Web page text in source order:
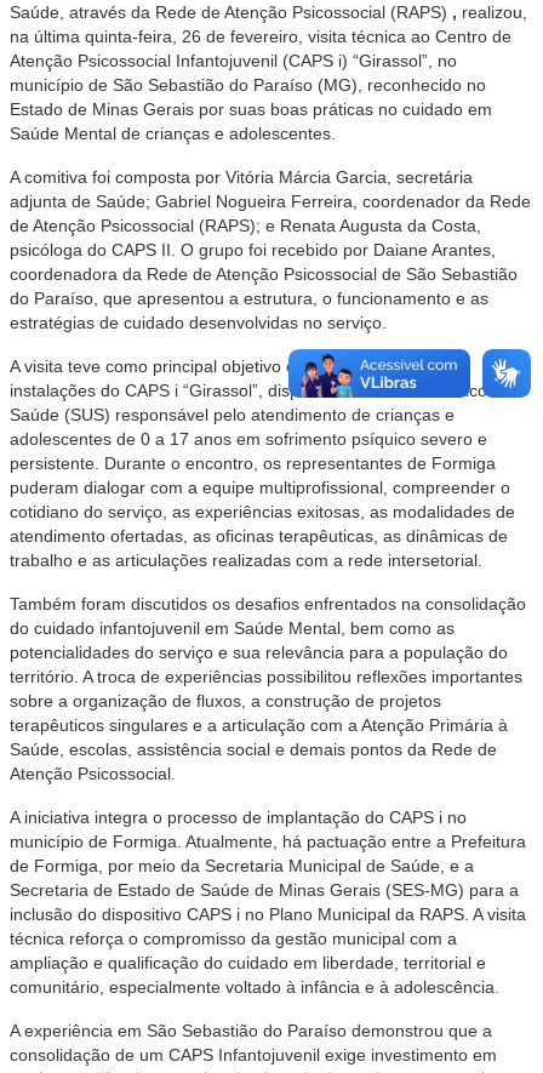
Saúde, através da Rede de Atenção Psicossocial (RAPS) , realizou,
na última quinta-feira, 26 de fevereiro, visita técnica ao Centro de
Atenção Psicossocial Infantojuvenil (CAPS i) “Girassol”, no
município de São Sebastião do Paraíso (MG), reconhecido no
Estado de Minas Gerais por suas boas práticas no cuidado em
Saúde Mental de crianças e adolescentes.
A comitiva foi composta por Vitória Márcia Garcia, secretária
adjunta de Saúde; Gabriel Nogueira Ferreira, coordenador da Rede
de Atenção Psicossocial (RAPS); e Renata Augusta da Costa,
psicóloga do CAPS II. O grupo foi recebido por Daiane Arantes,
coordenadora da Rede de Atenção Psicossocial de São Sebastião
do Paraíso, que apresentou a estrutura, o funcionamento e as
estratégias de cuidado desenvolvidas no serviço.
A visita teve como principal objetivo conhecer de perto as
instalações do CAPS i “Girassol”, dispositivo do Sistema Único de
Saúde (SUS) responsável pelo atendimento de crianças e
adolescentes de 0 a 17 anos em sofrimento psíquico severo e
persistente. Durante o encontro, os representantes de Formiga
puderam dialogar com a equipe multiprofissional, compreender o
cotidiano do serviço, as experiências exitosas, as modalidades de
atendimento ofertadas, as oficinas terapêuticas, as dinâmicas de
trabalho e as articulações realizadas com a rede intersetorial.
Também foram discutidos os desafios enfrentados na consolidação
do cuidado infantojuvenil em Saúde Mental, bem como as
potencialidades do serviço e sua relevância para a população do
território. A troca de experiências possibilitou reflexões importantes
sobre a organização de fluxos, a construção de projetos
terapêuticos singulares e a articulação com a Atenção Primária à
Saúde, escolas, assistência social e demais pontos da Rede de
Atenção Psicossocial.
A iniciativa integra o processo de implantação do CAPS i no
município de Formiga. Atualmente, há pactuação entre a Prefeitura
de Formiga, por meio da Secretaria Municipal de Saúde, e a
Secretaria de Estado de Saúde de Minas Gerais (SES-MG) para a
inclusão do dispositivo CAPS i no Plano Municipal da RAPS. A visita
técnica reforça o compromisso da gestão municipal com a
ampliação e qualificação do cuidado em liberdade, territorial e
comunitário, especialmente voltado à infância e à adolescência.
A experiência em São Sebastião do Paraíso demonstrou que a
consolidação de um CAPS Infantojuvenil exige investimento em